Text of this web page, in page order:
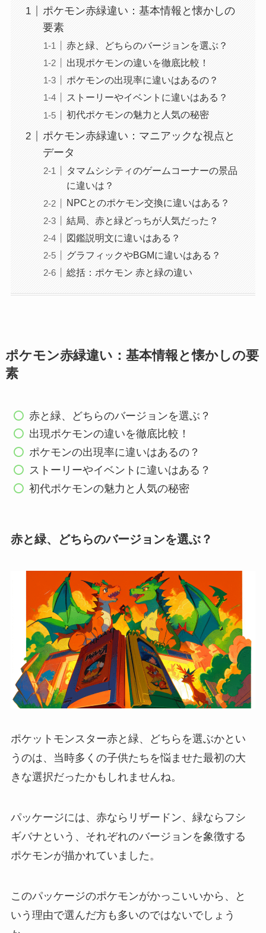
ポケモン赤緑違い：基本情報と懐かしの
要素
赤と緑、どちらのバージョンを選ぶ？
出現ポケモンの違いを徹底比較！
ポケモンの出現率に違いはあるの？
ストーリーやイベントに違いはある？
初代ポケモンの魅力と人気の秘密
ポケモン赤緑違い：マニアックな視点と
データ
タマムシシティのゲームコーナーの景品
に違いは？
NPCとのポケモン交換に違いはある？
結局、赤と緑どっちが人気だった？
図鑑説明文に違いはある？
グラフィックやBGMに違いはある？
総括：ポケモン 赤と緑の違い
ポケモン赤緑違い：基本情報と懐かしの要
素
赤と緑、どちらのバージョンを選ぶ？
出現ポケモンの違いを徹底比較！
ポケモンの出現率に違いはあるの？
ストーリーやイベントに違いはある？
初代ポケモンの魅力と人気の秘密
赤と緑、どちらのバージョンを選ぶ？
ポケットモンスター赤と緑、どちらを選ぶかとい
うのは、当時多くの子供たちを悩ませた最初の大
きな選択だったかもしれませんね。
パッケージには、赤ならリザードン、緑ならフシ
ギバナという、それぞれのバージョンを象徴する
ポケモンが描かれていました。
このパッケージのポケモンがかっこいいから、と
いう理由で選んだ方も多いのではないでしょう